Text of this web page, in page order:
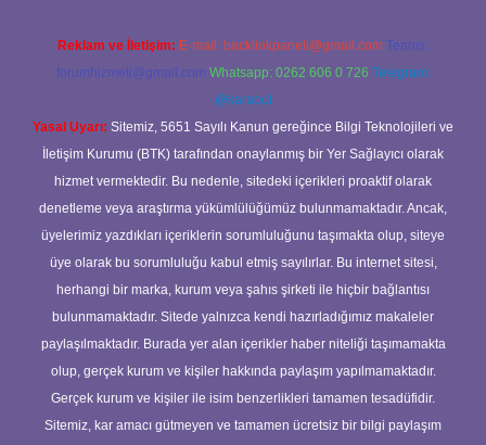
Reklam ve İletişim: E-mail: backlinkpaneli@gmail.com Teams:
forumhizmeti@gmail.com Whatsapp: 0262 606 0 726 Telegram:
@karabul
Yasal Uyarı: Sitemiz, 5651 Sayılı Kanun gereğince Bilgi Teknolojileri ve
İletişim Kurumu (BTK) tarafından onaylanmış bir Yer Sağlayıcı olarak
hizmet vermektedir. Bu nedenle, sitedeki içerikleri proaktif olarak
denetleme veya araştırma yükümlülüğümüz bulunmamaktadır. Ancak,
üyelerimiz yazdıkları içeriklerin sorumluluğunu taşımakta olup, siteye
üye olarak bu sorumluluğu kabul etmiş sayılırlar. Bu internet sitesi,
herhangi bir marka, kurum veya şahıs şirketi ile hiçbir bağlantısı
bulunmamaktadır. Sitede yalnızca kendi hazırladığımız makaleler
paylaşılmaktadır. Burada yer alan içerikler haber niteliği taşımamakta
olup, gerçek kurum ve kişiler hakkında paylaşım yapılmamaktadır.
Gerçek kurum ve kişiler ile isim benzerlikleri tamamen tesadüfidir.
Sitemiz, kar amacı gütmeyen ve tamamen ücretsiz bir bilgi paylaşım